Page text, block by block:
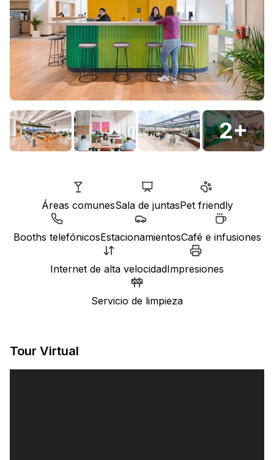
2+
Áreas comunesSala de juntasPet friendly
Booths telefónicosEstacionamientosCafé e infusiones
Internet de alta velocidadImpresiones
Servicio de limpieza
Tour Virtual